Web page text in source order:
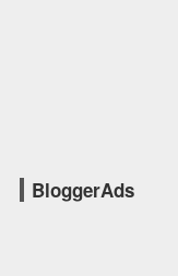
BloggerAds